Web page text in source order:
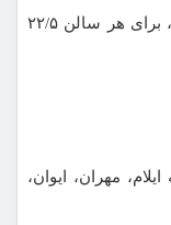
تعداد سالن‌ها: ۸ سالن ورزشی ویژه بانوان، برای هر سالن ۲۲/۵
مهران، ایوان،